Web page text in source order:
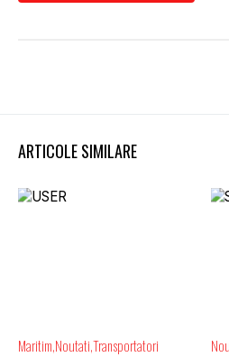
ARTICOLE SIMILARE
Maritim NoutatiTransportatori